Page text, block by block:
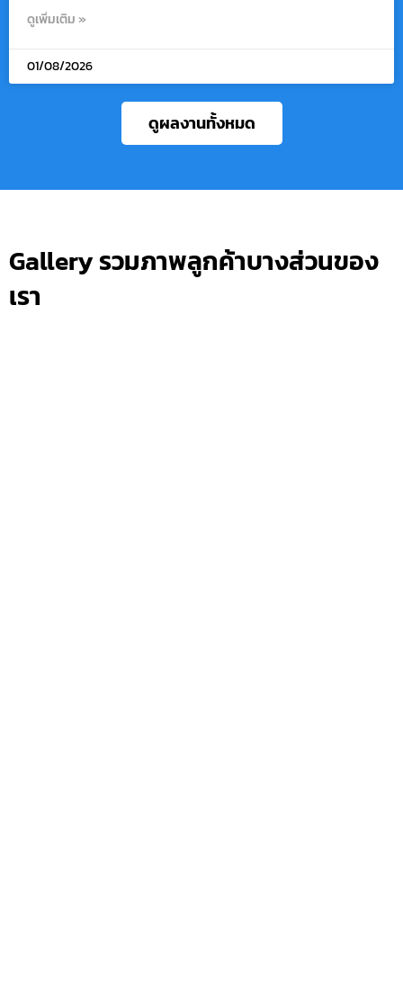
ดูเพิ่มเติม »
01/08/2026
ดูผลงานทั้งหมด
Gallery รวมภาพลูกค้าบางส่วนของ
เรา